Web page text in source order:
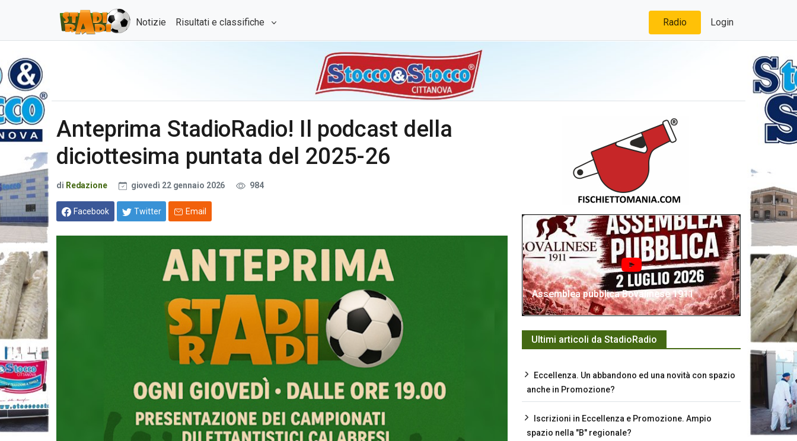
Notizie Risultati e classifiche Radio Login
Anteprima StadioRadio! Il podcast della
diciottesima puntata del 2025-26
di Redazione giovedì 22 gennaio 2026 984
Facebook Twitter Email
Assemblea pubblica Bovalinese 1911
Ultimi articoli da StadioRadio
Eccellenza. Un abbandono ed una novità con spazio
anche in Promozione?
Iscrizioni in Eccellenza e Promozione. Ampio
spazio nella "B" regionale?